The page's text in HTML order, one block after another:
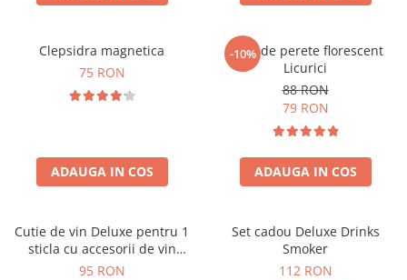
Clepsidra magnetica
75 RON
ADAUGA IN COS
-10%
Ceas de perete florescent
Licurici
88 RON
79 RON
ADAUGA IN COS
Cutie de vin Deluxe pentru 1
sticla cu accesorii de vin
incluse interior oranj
95 RON
Set cadou Deluxe Drinks
Smoker
112 RON